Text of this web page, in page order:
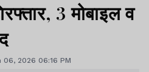
3 मोबाइल व
06, 2026 06:16 PM